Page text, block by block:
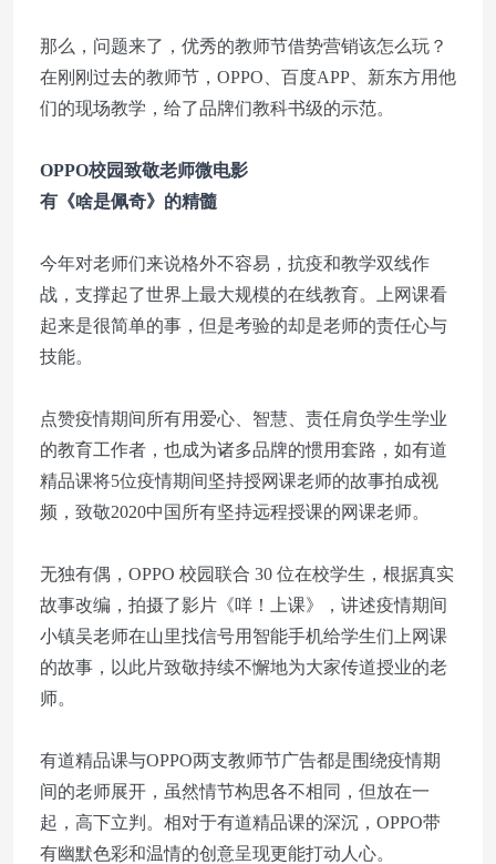
那么，问题来了，优秀的教师节借势营销该怎么玩？
在刚刚过去的教师节，OPPO、百度APP、新东方用他
们的现场教学，给了品牌们教科书级的示范。
OPPO校园致敬老师微电影
有《啥是佩奇》的精髓
今年对老师们来说格外不容易，抗疫和教学双线作
战，支撑起了世界上最大规模的在线教育。上网课看
起来是很简单的事，但是考验的却是老师的责任心与
技能。
点赞疫情期间所有用爱心、智慧、责任肩负学生学业
的教育工作者，也成为诸多品牌的惯用套路，如有道
精品课将5位疫情期间坚持授网课老师的故事拍成视
频，致敬2020中国所有坚持远程授课的网课老师。
无独有偶，OPPO 校园联合 30 位在校学生，根据真实
故事改编，拍摄了影片《咩！上课》，讲述疫情期间
小镇吴老师在山里找信号用智能手机给学生们上网课
的故事，以此片致敬持续不懈地为大家传道授业的老
师。
有道精品课与OPPO两支教师节广告都是围绕疫情期
间的老师展开，虽然情节构思各不相同，但放在一
起，高下立判。相对于有道精品课的深沉，OPPO带
有幽默色彩和温情的创意呈现更能打动人心。